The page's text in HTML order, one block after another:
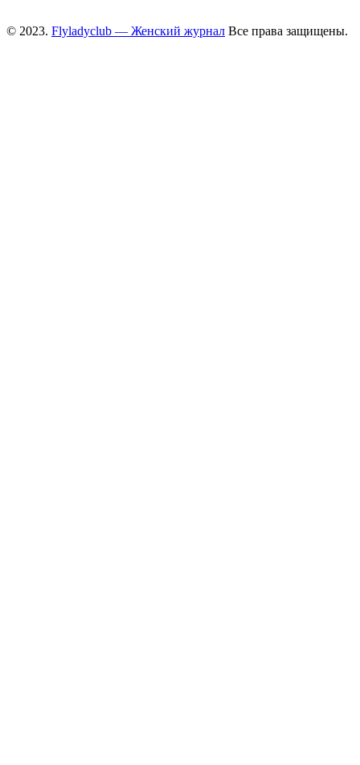
© 2023. Flyladyclub — Женский журнал Все права защищены.